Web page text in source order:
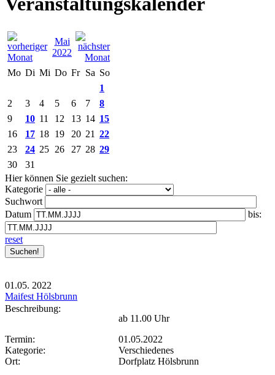
Mai
2022
Mo Di Mi Do Fr Sa So
1
2
3 4 5 6 7
8
9
10 11 12 13 14 15
16
17 18 19 20 21 22
23
24 25 26 27 28 29
30
31
Hier können Sie gezielt suchen:
Kategorie
Suchwort
Datum
bis:
reset
01.05. 2022
Maifest Hölsbrunn
Beschreibung:
ab 11.00 Uhr
Termin:
01.05.2022
Kategorie:
Verschiedenes
Ort:
Dorfplatz Hölsbrunn